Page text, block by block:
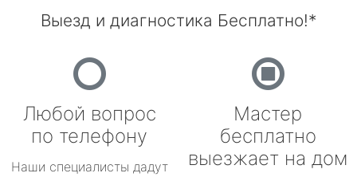
Выезд и диагностика Бесплатно!*
Любой вопрос
по телефону
Наши специалисты дадут
Мастер
бесплатно
выезжает на дом